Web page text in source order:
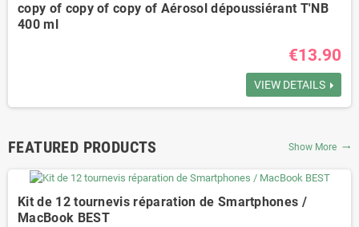
copy of copy of copy of Aérosol dépoussiérant T'NB
400 ml
€13.90
VIEW DETAILS
FEATURED PRODUCTS Show More trending_flat
Kit de 12 tournevis réparation de Smartphones /
MacBook BEST